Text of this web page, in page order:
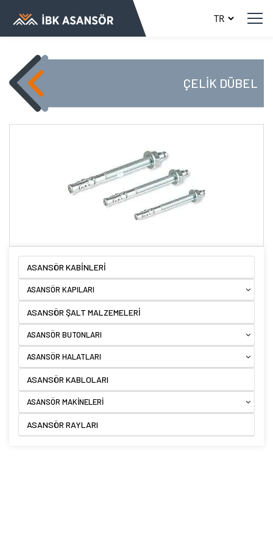
ÇELİK DÜBEL
ASANSÖR KABİNLERİ
ASANSÖR KAPILARI
ASANSÖR ŞALT MALZEMELERİ
ASANSÖR BUTONLARI
ASANSÖR HALATLARI
ASANSÖR KABLOLARI
ASANSÖR MAKİNELERİ
ASANSÖR RAYLARI